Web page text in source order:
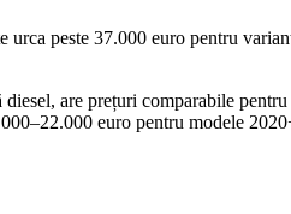
peste 37.000 euro pentru
are prețuri comparabile
euro pentru modele